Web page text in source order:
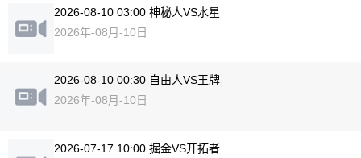
2026-08-10 03:00 神秘人VS水星
2026年-08月-10日
2026-08-10 00:30 自由人VS王牌
2026年-08月-10日
2026-07-17 10:00 掘金VS开拓者